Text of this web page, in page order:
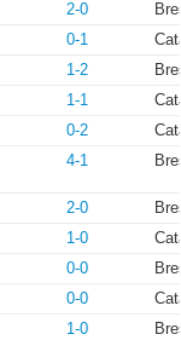
2-0
0-1
1-2
1-1
0-2
4-1
2-0
1-0
0-0
0-0
1-0